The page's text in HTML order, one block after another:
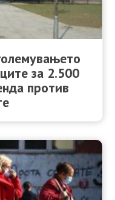
за 2.500
против